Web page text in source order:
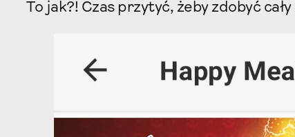
To jak?! Czas przytyć, żeby zdobyć